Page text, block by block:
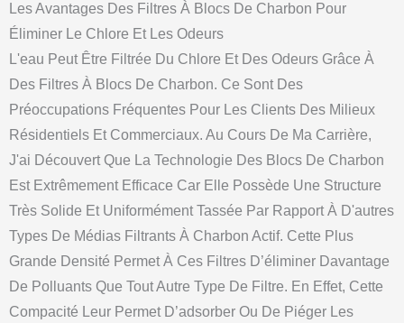
Les Avantages Des Filtres À Blocs De Charbon Pour
Éliminer Le Chlore Et Les Odeurs
L'eau Peut Être Filtrée Du Chlore Et Des Odeurs Grâce À
Des Filtres À Blocs De Charbon. Ce Sont Des
Préoccupations Fréquentes Pour Les Clients Des Milieux
Résidentiels Et Commerciaux. Au Cours De Ma Carrière,
J'ai Découvert Que La Technologie Des Blocs De Charbon
Est Extrêmement Efficace Car Elle Possède Une Structure
Très Solide Et Uniformément Tassée Par Rapport À D'autres
Types De Médias Filtrants À Charbon Actif. Cette Plus
Grande Densité Permet À Ces Filtres D’éliminer Davantage
De Polluants Que Tout Autre Type De Filtre. En Effet, Cette
Compacité Leur Permet D’adsorber Ou De Piéger Les